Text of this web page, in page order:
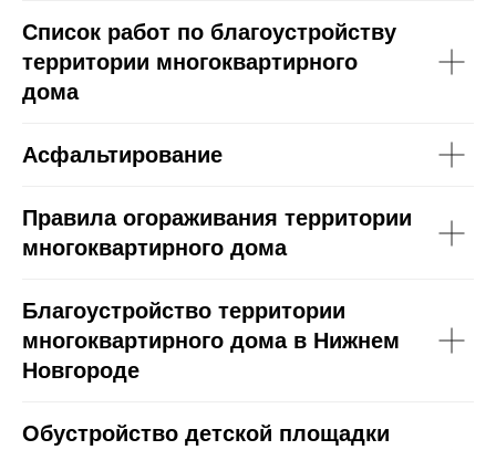
Список работ по благоустройству
территории многоквартирного
дома
Асфальтирование
Правила огораживания территории
многоквартирного дома
Благоустройство территории
многоквартирного дома в Нижнем
Новгороде
Обустройство детской площадки